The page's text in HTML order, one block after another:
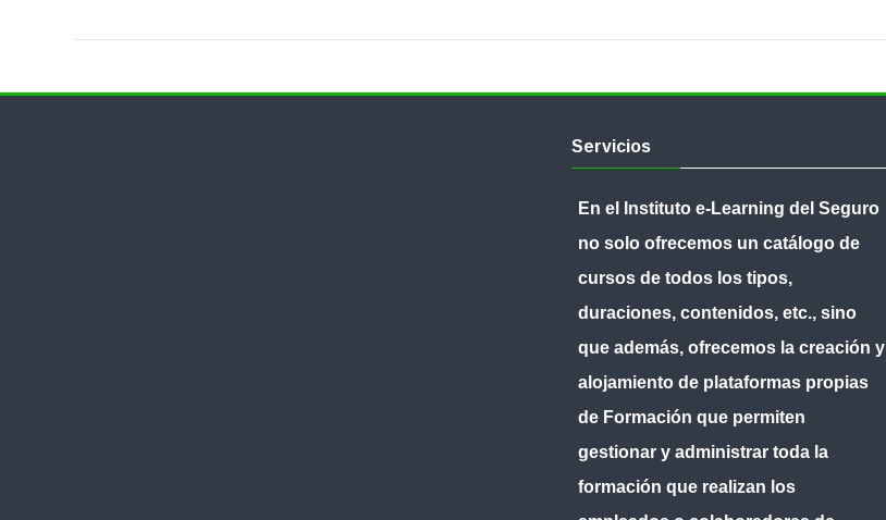
Servicios
Servicios
En el Instituto e-Learning del Seguro
no solo ofrecemos un catálogo de
cursosde todos los tipos,
duraciones, contenidos, etc., sino
que además, ofrecemos la creación y
alojamiento de plataformas propias
de Formación que permiten
gestionar y administrar toda la
formación que realizan los